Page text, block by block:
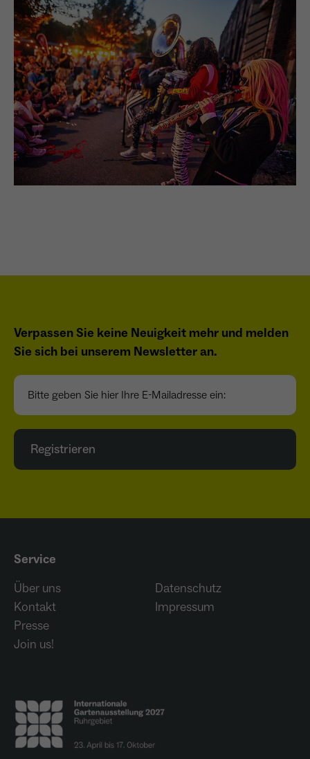
Verpassen Sie keine Neuigkeit mehr und melden
Sie sich bei unserem Newsletter an.
Bitte geben Sie hier Ihre E-Mailadresse ein:
Registrieren
Service
Über uns
Kontakt
Presse
Join us!
Datenschutz
Impressum